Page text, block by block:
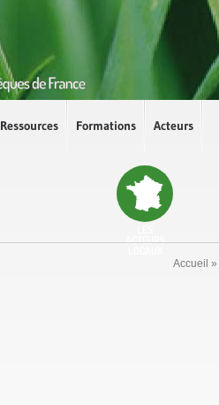
Ressources Formations Acteurs
ACTEURS
Accueil »